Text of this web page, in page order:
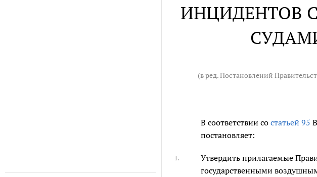
ИНЦИДЕНТОВ
(в ред. Постановлений
В соответствии со статьей 95
постановляет:
1.
Утвердить прилагаемые
государственными